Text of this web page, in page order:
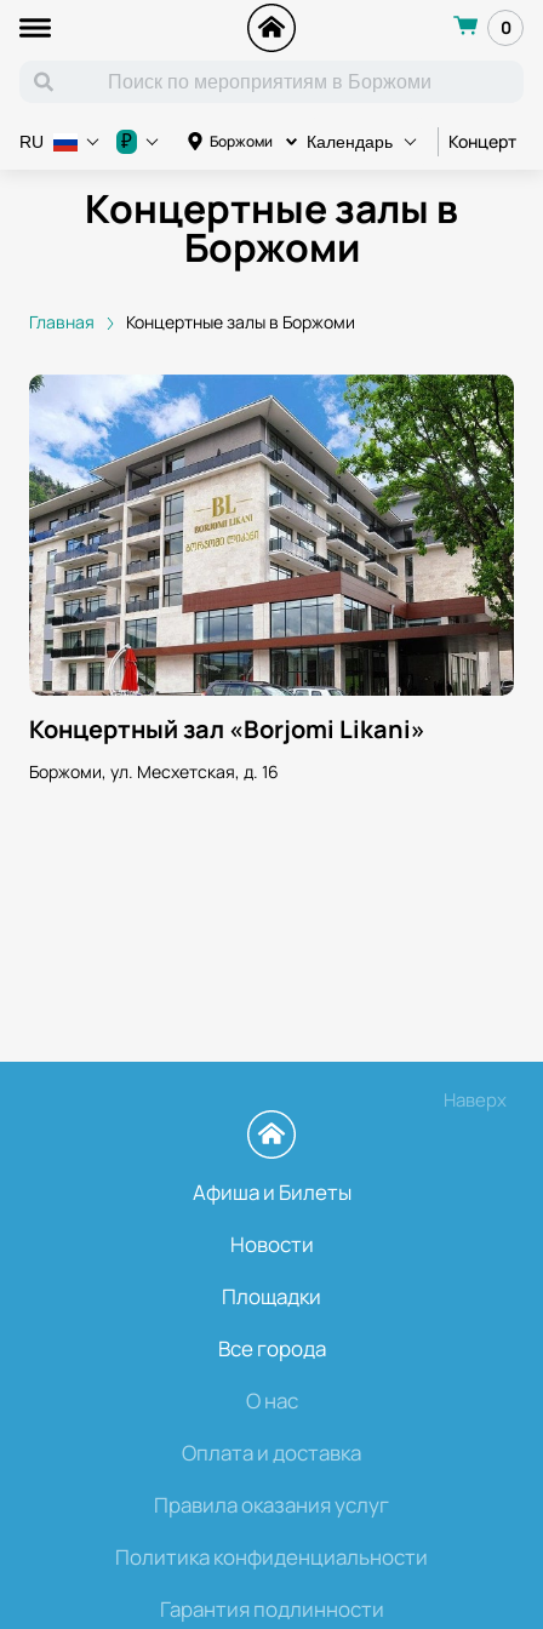
0
Боржоми Календарь Концерт
RU ₽
Концертные залы в
Боржоми
Главная Концертные залы в Боржоми
Концертный зал «Borjomi Likani»
Боржоми, ул. Месхетская, д. 16
Наверх
Афиша и Билеты
Новости
Площадки
Все города
О нас
Оплата и доставка
Правила оказания услуг
Политика конфиденциальности
Гарантия подлинности